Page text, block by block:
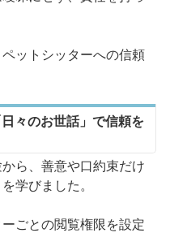
ットシッターへの信頼
々のお世話」で信頼を
ら、善意や口約束だけ
学びました。
ごとの閲覧権限を設定